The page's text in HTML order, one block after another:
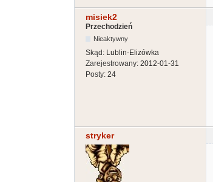
misiek2
Przechodzień
Nieaktywny
Skąd: Lublin-Elizówka
Zarejestrowany: 2012-01-31
Posty: 24
stryker